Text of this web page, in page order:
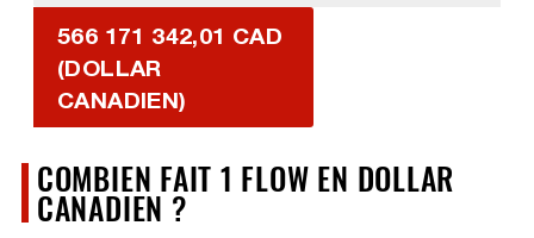
566 171 342,01 CAD
(DOLLAR
CANADIEN)
COMBIEN FAIT 1 FLOW EN DOLLAR
CANADIEN ?